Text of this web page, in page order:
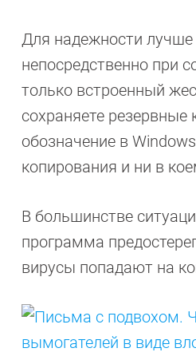
Для надежности
непосредственно при
только встроенный
сохраняете резервные
обозначение в
копирования и ни в
В большинстве
программа
вирусы попадают на